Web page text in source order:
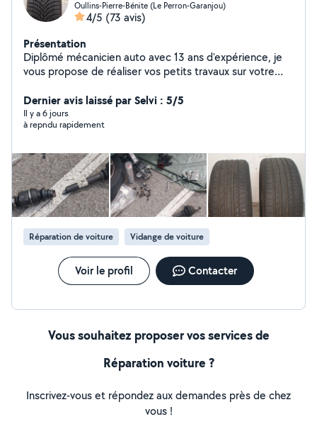
Oullins-Pierre-Bénite (Le Perron-Garanjou)
4/5 (73 avis)
Présentation
Diplômé mécanicien auto avec 13 ans d'expérience, je
vous propose de réaliser vos petits travaux sur votre
aussi mes services pour le nettoyage de vos vitres,
porte fenêtre ou baie vitré
Dernier avis laissé par Selvi : 5/5
Il y a 6 jours
à repndu rapidement
Réparation de voiture Vidange de voiture
Voir le profil Contacter
Vous souhaitez proposer vos services de
Réparation voiture ?
Inscrivez-vous et répondez aux demandes près de chez
vous !